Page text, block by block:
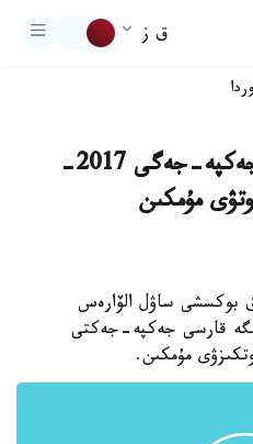
ق ز
گولوۆكين مەن الۆارەس جەكپە-جەگى 2017-
مۇمكىن
بوكسشى ساۋل الۆارەس
قارسى جەكپە-جەكتى